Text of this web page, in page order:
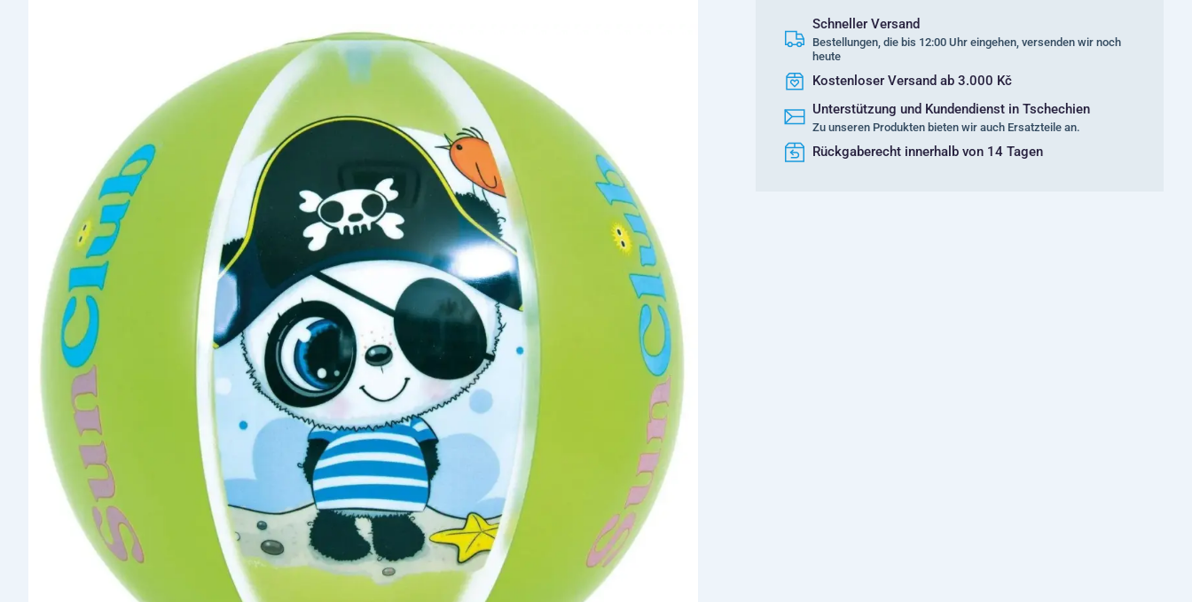
Schneller Versand
Bestellungen, die bis 12:00 Uhr eingehen, versenden wir noch
heute
Kostenloser Versand ab 3.000 Kč
Unterstützung und Kundendienst in Tschechien
Zu unseren Produkten bieten wir auch Ersatzteile an.
Rückgaberecht innerhalb von 14 Tagen